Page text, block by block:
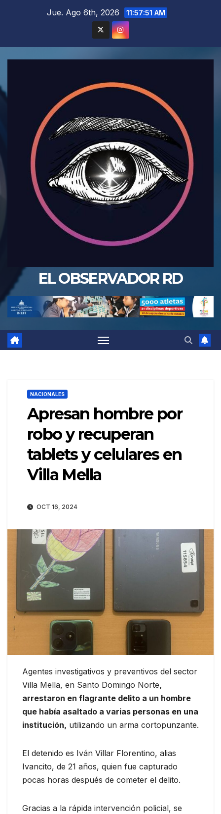
Jue. Ago 6th, 2026 11:57:52 AM
EL OBSERVADOR RD
NACIONALES
Apresan hombre por
robo y recuperan
tablets y celulares en
Villa Mella
OCT 16, 2024
Agentes investigativos y preventivos del sector
Villa Mella, en Santo Domingo Norte,
arrestaron en flagrante delito a un hombre
que había asaltado a varias personas en una
institución, utilizando un arma cortopunzante.
El detenido es Iván Villar Florentino, alias
Ivancito, de 21 años, quien fue capturado
pocas horas después de cometer el delito.
Gracias a la rápida intervención policial, se